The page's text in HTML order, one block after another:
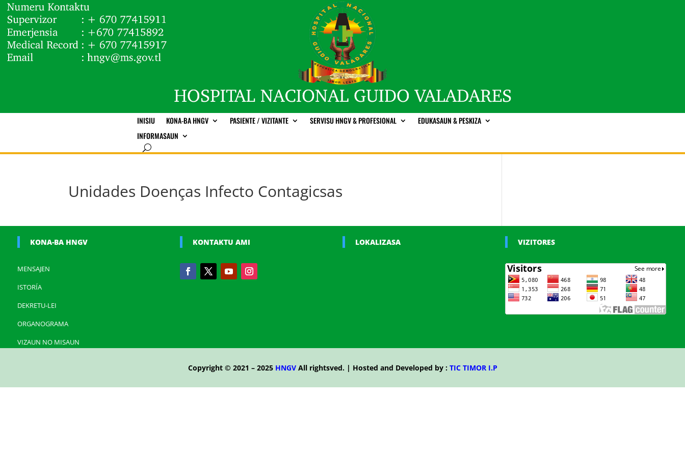
INISIU KONA-BA HNGV PASIENTE / VIZITANTE SERVISU HNGV & PROFESIONAL
EDUKASAUN & PESKIZA
INFORMASAUN
Unidades Doenças Infecto Contagicsas
KONA-BA HNGV
MENSAJEN
ISTORÍA
DEKRETU-LEI
ORGANOGRAMA
VIZAUN NO MISAUN
KONTAKTU AMI LOKALIZASA VIZITORES
Copyright © 2021 – 2025 HNGVAll rightsved. | Hosted and Developed by : TIC TIMOR I.P